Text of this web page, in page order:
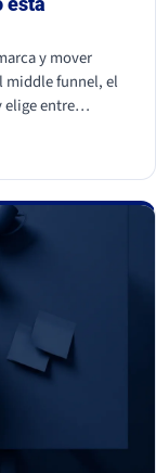
y mover
middle funnel, el
entre
ese centro
venta frente a la